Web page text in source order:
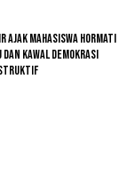
Ajak Mahasiswa Hormati
dan Kawal Demokrasi